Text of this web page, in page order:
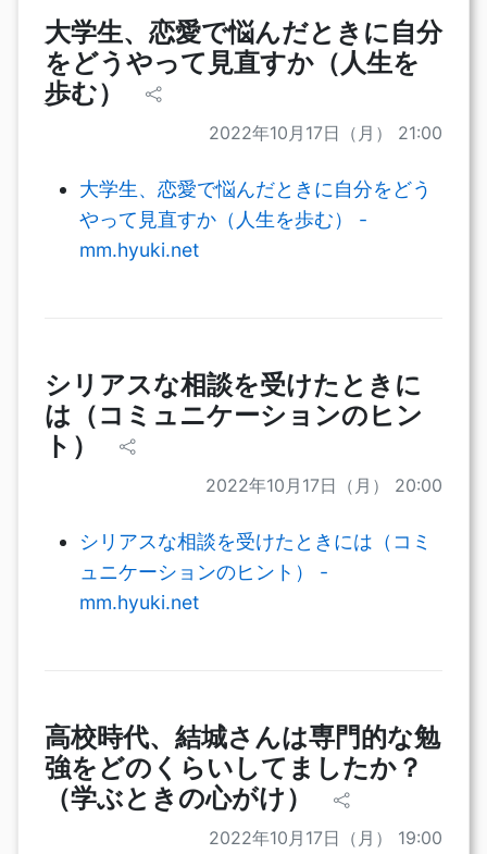
大学生、恋愛で悩んだときに自分
をどうやって見直すか（人生を
歩む）
2022年10月17日（月） 21:00
大学生、恋愛で悩んだときに自分をどう
やって見直すか（人生を歩む） -
mm.hyuki.net
シリアスな相談を受けたときに
は（コミュニケーションのヒン
ト）
2022年10月17日（月） 20:00
シリアスな相談を受けたときには（コミ
ュニケーションのヒント） -
mm.hyuki.net
高校時代、結城さんは専門的な勉
強をどのくらいしてましたか？
（学ぶときの心がけ）
2022年10月17日（月） 19:00